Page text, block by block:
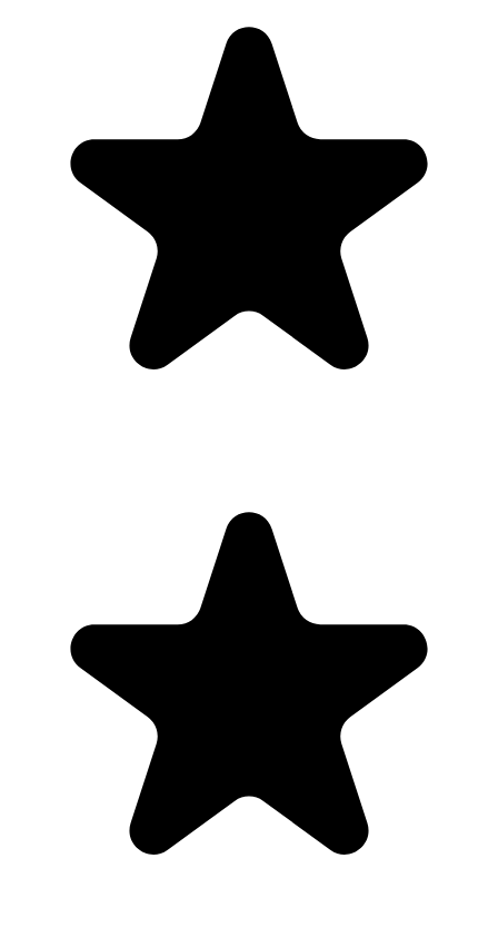
"Always have 101 things to do and this helps me organize and
prioritize like no other app can. It syncs to my phone and laptop, and
when I add dates to tasks, they automatically integrate into my
Google Calendar, which is immensely convenient. I can look at my
daily, weekly, and monthly overview in Google Calendar and
clearly see how much I was able to accomplish! Great tool indeed.
Excited to see how it will evolve over time."